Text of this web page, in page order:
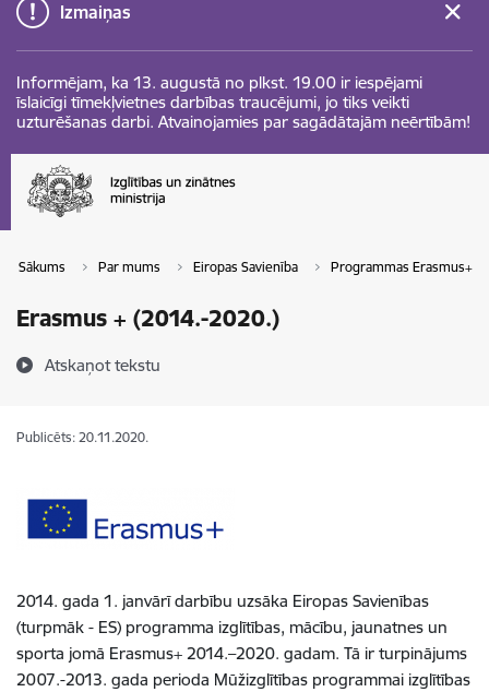
Izmaiņas
Informējam, ka 13. augustā no plkst. 19.00 ir iespējami
īslaicīgi tīmekļvietnes darbības traucējumi, jo tiks veikti
uzturēšanas darbi. Atvainojamies par sagādātajām neērtībām!
Sākums Par mums Eiropas Savienība Programmas Erasmus+
Erasmus + (2014.-2020.)
Atskaņot tekstu
Publicēts: 20.11.2020.
2014. gada 1. janvārī darbību uzsāka Eiropas Savienības
(turpmāk - ES) programma izglītības, mācību, jaunatnes un
sporta jomā Erasmus+ 2014.–2020. gadam. Tā ir turpinājums
2007.-2013. gada perioda Mūžizglītības programmai izglītības